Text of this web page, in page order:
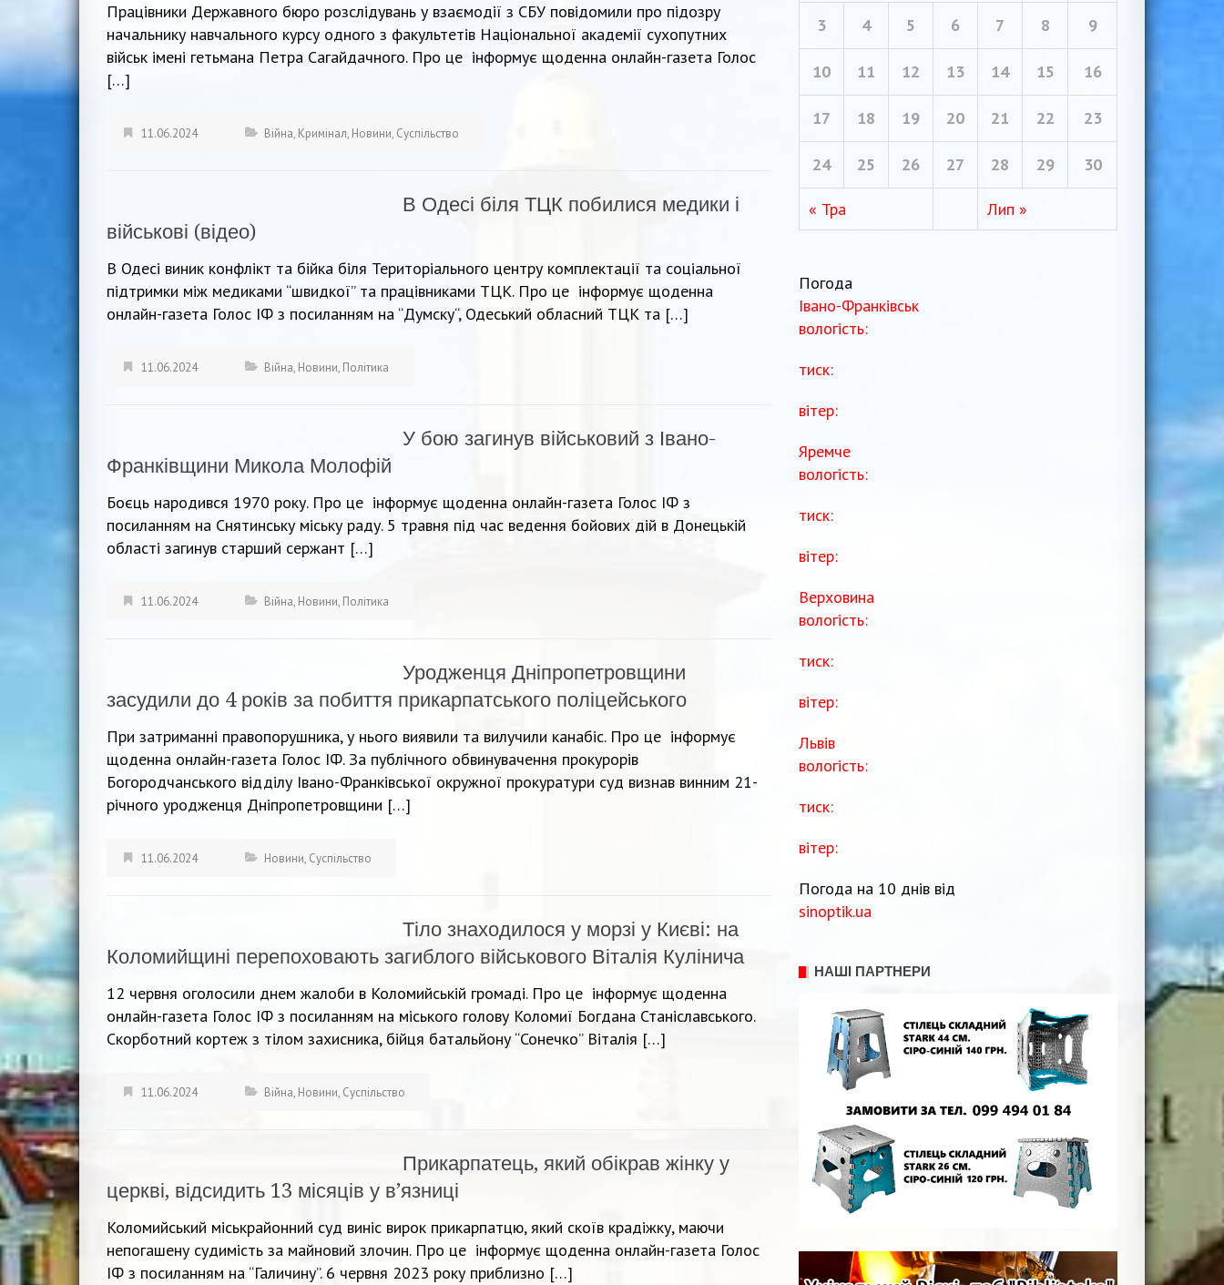
Працівники Державного бюро розслідувань у взаємодії з СБУ повідомили про підозру
начальнику навчального курсу одного з факультетів Національної академії сухопутних
військ імені гетьмана Петра Сагайдачного. Про це інформує щоденна онлайн-газета Голос
[…]
11.06.2024 Війна, Кримінал, Новини, Суспільство
В Одесі біля ТЦК побилися медики і
військові (відео)
В Одесі виник конфлікт та бійка біля Територіального центру комплектації та соціальної
підтримки між медиками “швидкої” та працівниками ТЦК. Про це інформує щоденна
онлайн-газета Голос ІФ з посиланням на “Думску“, Одеський обласний ТЦК та […]
11.06.2024 Війна, Новини, Політика
У бою загинув військовий з Івано-
Франківщини Микола Молофій
Боєць народився 1970 року. Про це інформує щоденна онлайн-газета Голос ІФ з
посиланням на Снятинську міську раду. 5 травня під час ведення бойових дій в Донецькій
області загинув старший сержант […]
11.06.2024 Війна, Новини, Політика
Уродженця Дніпропетровщини
засудили до 4 років за побиття прикарпатського поліцейського
При затриманні правопорушника, у нього виявили та вилучили канабіс. Про це інформує
щоденна онлайн-газета Голос ІФ. За публічного обвинувачення прокурорів
Богородчанського відділу Івано-Франківської окружної прокуратури суд визнав винним 21-
річного уродженця Дніпропетровщини […]
11.06.2024 Новини, Суспільство
Тіло знаходилося у морзі у Києві: на
Коломийщині перепоховають загиблого військового Віталія Кулінича
12 червня оголосили днем жалоби в Коломийській громаді. Про це інформує щоденна
онлайн-газета Голос ІФ з посиланням на міського голову Коломиї Богдана Станіславського.
Скорботний кортеж з тілом захисника, бійця батальйону “Сонечко” Віталія […]
11.06.2024 Війна, Новини, Суспільство
Прикарпатець, який обікрав жінку у
церкві, відсидить 13 місяців у в’язниці
Коломийський міськрайонний суд виніс вирок прикарпатцю, який скоїв крадіжку, маючи
непогашену судимість за майновий злочин. Про це інформує щоденна онлайн-газета Голос
ІФ з посиланням на “Галичину”. 6 червня 2023 року приблизно […]
« Тра Лип »
3 4 5 6 7 8 9
10 11 12 13 14 15 16
17 18 19 20 21 22 23
24 25 26 27 28 29 30
Погода
Івано-Франківськ
вологість:
тиск:
вітер:
Яремче
вологість:
тиск:
вітер:
Верховина
вологість:
тиск:
вітер:
Львів
вологість:
тиск:
вітер:
Погода на 10 днів від
sinoptik.ua
НАШІ ПАРТНЕРИ